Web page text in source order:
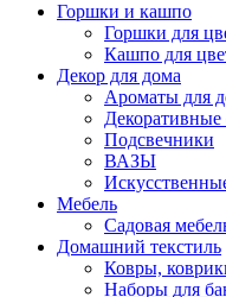
Горшки и кашпо
Горшки для
Кашпо для
Декор для дома
Ароматы для
Подсвечники
ВАЗЫ
Мебель
Садовая
Домашний текстиль
Ковры,
Наборы для